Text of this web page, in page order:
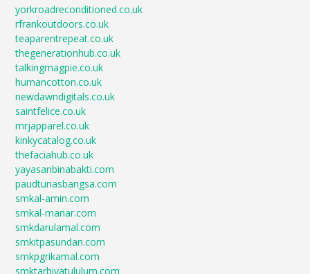
yorkroadreconditioned.co.uk
rfrankoutdoors.co.uk
teaparentrepeat.co.uk
thegenerationhub.co.uk
talkingmagpie.co.uk
humancotton.co.uk
newdawndigitals.co.uk
saintfelice.co.uk
mrjapparel.co.uk
kinkycatalog.co.uk
thefaciahub.co.uk
yayasanbinabakti.com
paudtunasbangsa.com
smkal-amin.com
smkal-manar.com
smkdarulamal.com
smkitpasundan.com
smkpgrikamal.com
smktarbiyatululum.com